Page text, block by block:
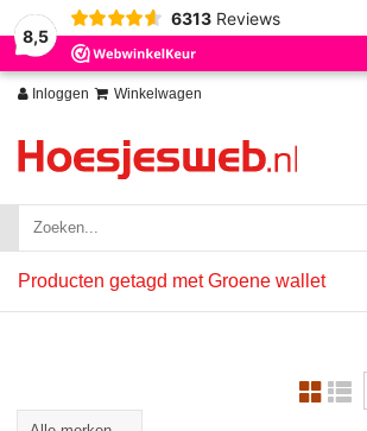
8,5
6313 Reviews
Inloggen Winkelwagen
Producten getagd met Groene wallet
Wij slaan cookies op om onze website te verbeteren.
Nee